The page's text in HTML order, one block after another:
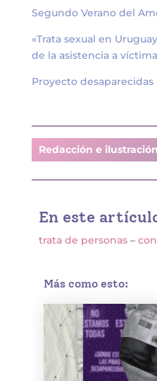
Segundo Verano del
«Trata sexual en
de la asistencia a
Proyecto desaparecidas
Redacción e
En este
trata de personas–
Más como esto: